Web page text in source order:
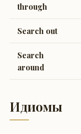
through
Search out
Search
around
Идиомы